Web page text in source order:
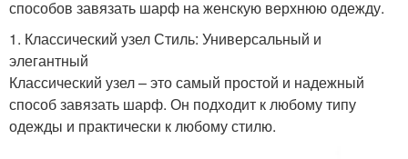
способов завязать шарф на женскую верхнюю одежду.
1. Классический узел Стиль: Универсальный и
элегантный
Классический узел – это самый простой и надежный
способ завязать шарф. Он подходит к любому типу
одежды и практически к любому стилю.